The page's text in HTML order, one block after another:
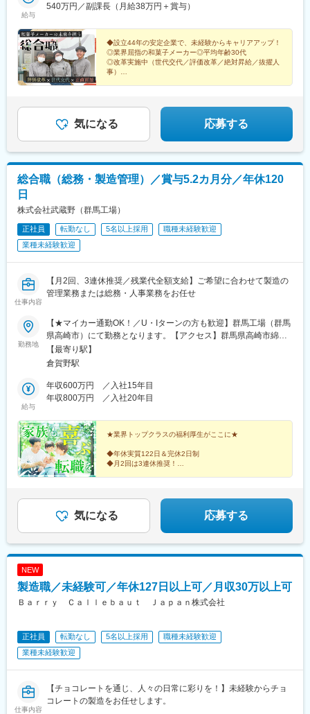
天井も高く、広々とした空間で気持ちよく働けますよ。
給与
540万円／副課長（月給38万円＋賞与）
◆設立44年の安定企業で、未経験からキャリアアップ！
◎業界屈指の和菓子メーカー◎平均年齢30代
◎改革実施中（世代交代／評価改革／絶対昇給／抜擢人
事）
気になる 応募する
総合職（総務・製造管理）／賞与5.2カ月分／年休120
日
株式会社武蔵野（群馬工場）
正社員 転勤なし 5名以上採用
職種未経験歓迎
業種未経験歓迎
仕事内容
【月2回、3連休推奨／残業代全額支給】ご希望に合わせて製造の
管理業務または総務・人事業務をお任せ
勤務地
【★マイカー通勤OK！／U・Iターンの方も歓迎】群馬工場（群馬
県高崎市）にて勤務となります。【アクセス】群馬県高崎市綿貫
町1429-1・国道354号線「産業団地（東）入口」交差点より車で
約１分・倉賀野駅より車で13分＼独身の方には社宅の用意もあり
面接時にご相談ください。◎受動喫煙対策あり◎転勤なしも可
【最寄り駅】
倉賀野駅
給与
年収600万円 ／入社15年目
年収800万円 ／入社20年目
★業界トップクラスの福利厚生がここに★
◆年休実質122日＆完休2日制
◆月2回は3連休推奨！
◆資格手当・家族手当など待遇充実！
気になる 応募する
NEW
製造職／未経験可／年休127日以上可／月収30万以上可
Ｂａｒｒｙ Ｃａｌｌｅｂａｕｔ Ｊａｐａｎ株式会社
正社員 転勤なし 5名以上採用
職種未経験歓迎
業種未経験歓迎
仕事内容
【チョコレートを通じ、人々の日常に彩りを！】未経験からチョ
コレートの製造をお任せします。